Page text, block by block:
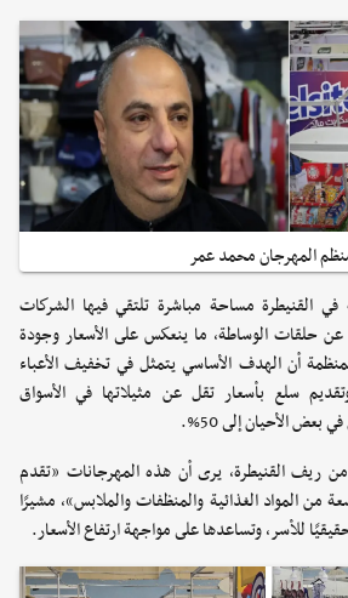
المهرجان محمد عمر
في القنيطرة مساحة مباشرة تلتقي فيها الشركات
عن حلقات الوساطة، ما ينعكس على الأسعار وجودة
أن الهدف الأساسي يتمثل في تخفيف الأعباء
سلع بأسعار تقل عن مثيلاتها في الأسواق
الأحيان إلى 50%.
ريف القنيطرة، يرى أن هذه المهرجانات «تقدم
من المواد الغذائية والمنظفات والملابس»، مشيرًا
للأسر، وتساعدها على مواجهة ارتفاع الأسعار.